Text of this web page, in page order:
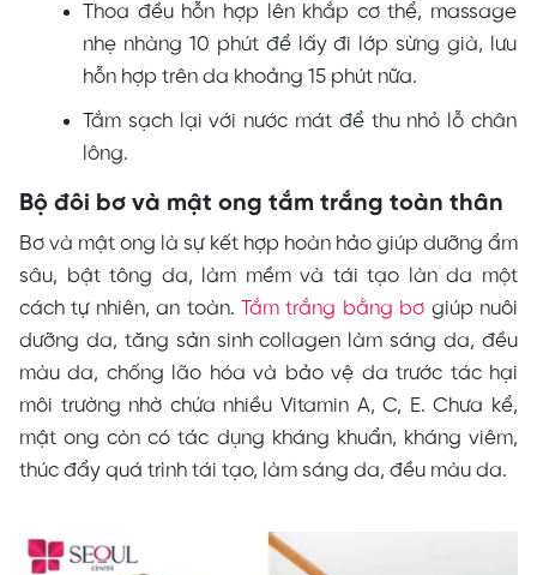
Thoa đều hỗn hợp lên khắp cơ thể, massage
nhẹ nhàng 10 phút để lấy đi lớp sừng già, lưu
hỗn hợp trên da khoảng 15 phút nữa.
Tắm sạch lại với nước mát để thu nhỏ lỗ chân
lông.
Bộ đôi bơ và mật ong tắm trắng toàn thân
Bơ và mật ong là sự kết hợp hoàn hảo giúp dưỡng ẩm
sâu, bật tông da, làm mềm và tái tạo làn da một
cách tự nhiên, an toàn. Tắm trắng bằng bơ giúp nuôi
dưỡng da, tăng sản sinh collagen làm sáng da, đều
màu da, chống lão hóa và bảo vệ da trước tác hại
môi trường nhờ chứa nhiều Vitamin A, C, E. Chưa kể,
mật ong còn có tác dụng kháng khuẩn, kháng viêm,
thúc đẩy quá trình tái tạo, làm sáng da, đều màu da.